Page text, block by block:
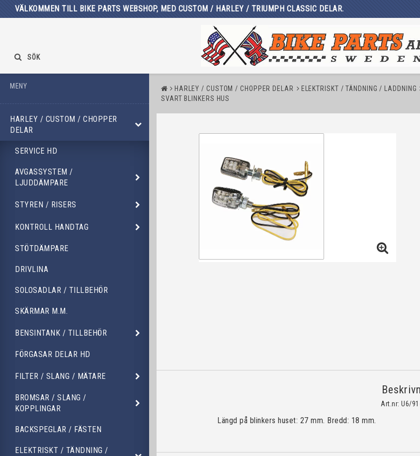
VÄLKOMMEN TILL BIKE PARTS WEBSHOP, MED CUSTOM / HARLEY / TRIUMPH CLASSIC DELAR.
SÖK
MENY
HARLEY / CUSTOM / CHOPPER
DELAR
SERVICE HD
AVGASSYSTEM /
LJUDDÄMPARE
STYREN / RISERS
KONTROLL HANDTAG
STÖTDÄMPARE
DRIVLINA
SOLOSADLAR / TILLBEHÖR
SKÄRMAR M.M.
BENSINTANK / TILLBEHÖR
FÖRGASAR DELAR HD
FILTER / SLANG / MÄTARE
BROMSAR / SLANG /
KOPPLINGAR
BACKSPEGLAR / FÄSTEN
ELEKTRISKT / TÄNDNING /
HARLEY / CUSTOM / CHOPPER DELAR ELEKTRISKT / TÄNDNING / LADDNING
SVART BLINKERS HUS
Art.nr: U6/
Längd på blinkers huset: 27 mm. Bredd: 18 mm.